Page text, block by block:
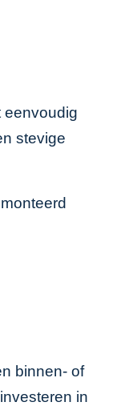
eenvoudig
stevige
binnen- of
in